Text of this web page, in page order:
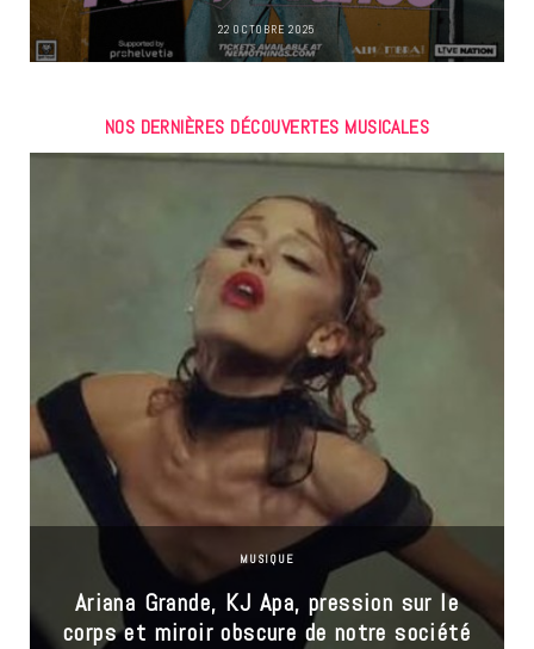
22 OCTOBRE 2025
NOS DERNIÈRES DÉCOUVERTES MUSICALES
MUSIQUE
Ariana Grande, KJ Apa, pression sur le
corps et miroir obscure de notre société